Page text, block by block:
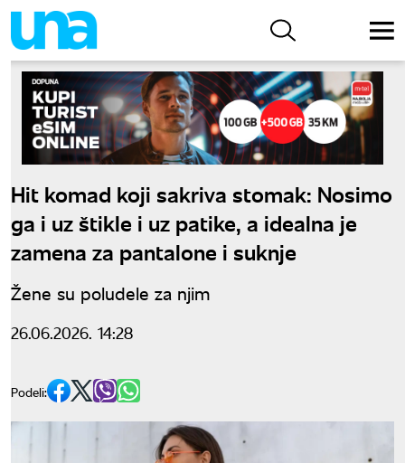
Hit komad koji sakriva stomak: Nosimo
ga i uz štikle i uz patike, a idealna je
zamena za pantalone i suknje
Žene su poludele za njim
26.06.2026. 14:28
Podeli: